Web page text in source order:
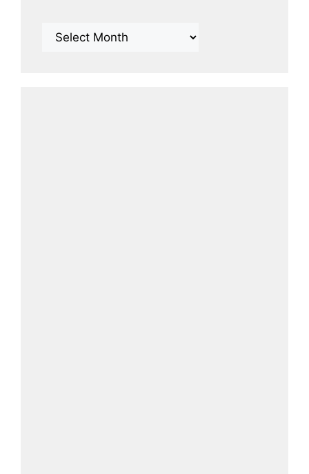
Archives